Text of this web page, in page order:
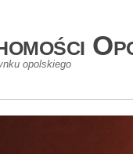
opolskiego